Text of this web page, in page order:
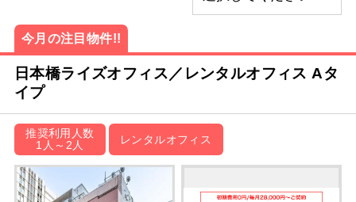
今月の注目物件!!
日本橋ライズオフィス／レンタルオフィス Aタ
イプ
推奨利用人数
1人～2人
レンタルオフィス